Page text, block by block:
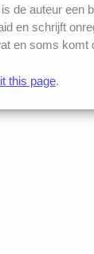
de auteur een
en schrijft
en soms komt
this page.